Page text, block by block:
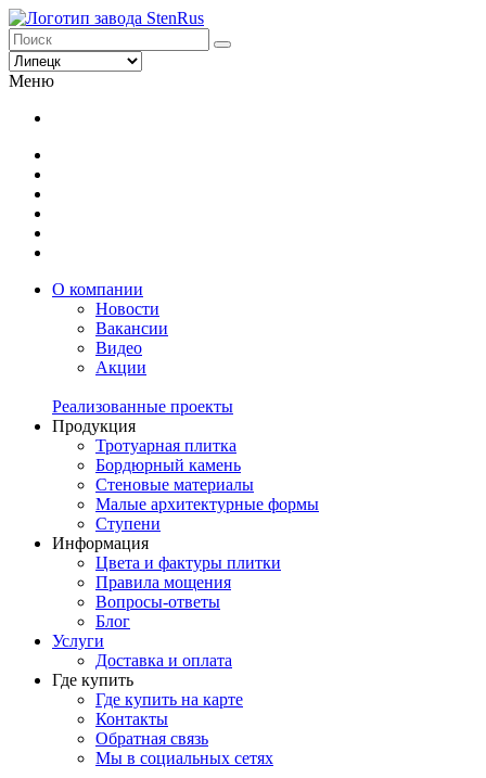
Меню
О компании
Новости
Вакансии
Видео
Акции
Реализованные проекты
Продукция
Тротуарная плитка
Бордюрный камень
Стеновые материалы
Малые архитектурные формы
Ступени
Информация
Цвета и фактуры плитки
Правила мощения
Вопросы-ответы
Блог
Услуги
Доставка и оплата
Где купить
Где купить на карте
Контакты
Обратная связь
Мы в социальных сетях